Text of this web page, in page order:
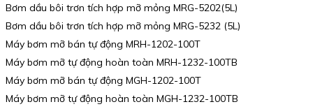
Bơm dầu bôi trơn tích hợp mỡ mỏng MRG-5202(5L)
Bơm dầu bôi trơn tích hợp mỡ mỏng MRG-5232 (5L)
Máy bơm mỡ bán tự động MRH-1202-100T
Máy bơm mỡ tự động hoàn toàn MRH-1232-100TB
Máy bơm mỡ bán tự động MGH-1202-100T
Máy bơm mỡ tự động hoàn toàn MGH-1232-100TB